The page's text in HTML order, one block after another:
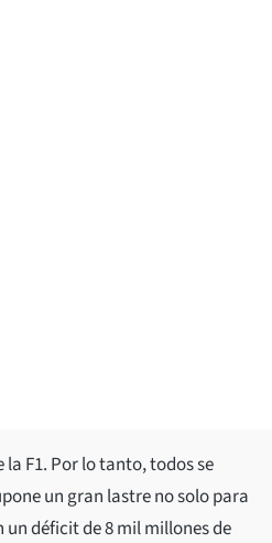
F1. Por lo tanto, todos se
un gran lastre no solo para
déficit de 8 mil millones de